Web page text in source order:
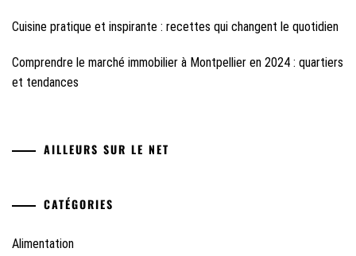
Cuisine pratique et inspirante : recettes qui changent le quotidien
Comprendre le marché immobilier à Montpellier en 2024 : quartiers
et tendances
AILLEURS SUR LE NET
CATÉGORIES
Alimentation